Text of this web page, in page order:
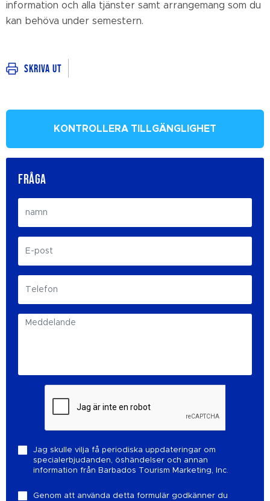
information och alla tjänster samt arrangemang som du
kan behöva under semestern.
Skriva ut
KONTROLLERA TILLGÄNGLIGHET
FRÅGA
Jag skulle vilja få periodiska uppdateringar om
specialerbjudanden, öshändelser och annan
information från Barbados Tourism Marketing, Inc.
Genom att använda detta formulär godkänner du